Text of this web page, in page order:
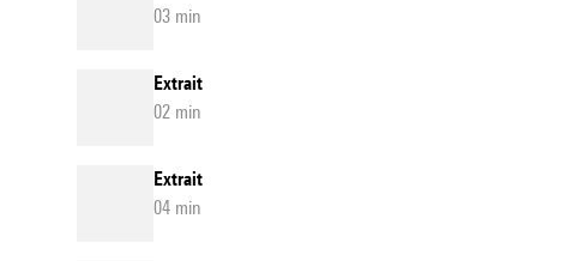
03 min
Extrait
02 min
Extrait
04 min